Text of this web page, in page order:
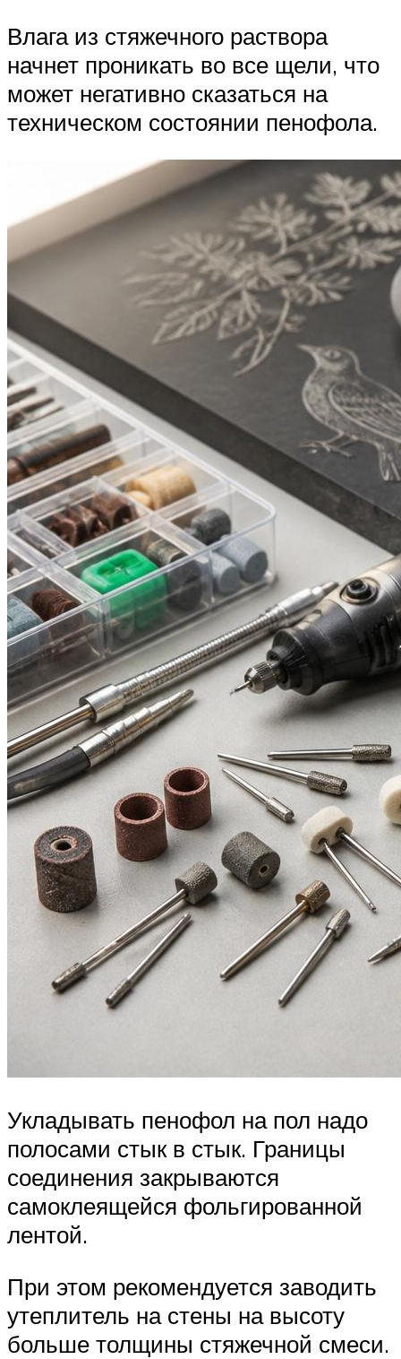
Влага из стяжечного раствора
начнет проникать во все щели, что
может негативно сказаться на
техническом состоянии пенофола.
Укладывать пенофол на пол надо
полосами стык в стык. Границы
соединения закрываются
самоклеящейся фольгированной
лентой.
При этом рекомендуется заводить
утеплитель на стены на высоту
больше толщины стяжечной смеси.